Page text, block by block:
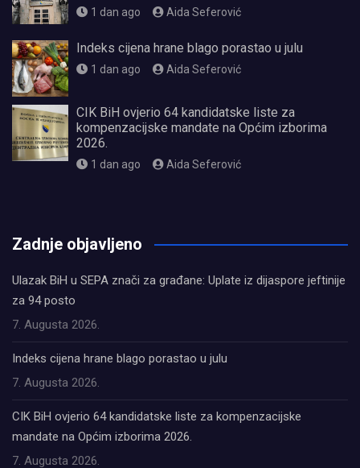
1 dan ago Aida Seferović
Indeks cijena hrane blago porastao u julu
1 dan ago Aida Seferović
CIK BiH ovjerio 64 kandidatske liste za
kompenzacijske mandate na Općim izborima
2026.
1 dan ago Aida Seferović
Zadnje objavljeno
Ulazak BiH u SEPA znači za građane: Uplate iz dijaspore jeftinije
za 94 posto
7. Augusta 2026.
Indeks cijena hrane blago porastao u julu
7. Augusta 2026.
CIK BiH ovjerio 64 kandidatske liste za kompenzacijske
mandate na Općim izborima 2026.
7. Augusta 2026.